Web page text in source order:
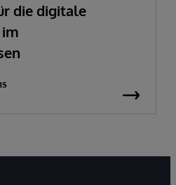
die digitale